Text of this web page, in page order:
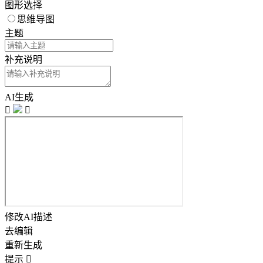
图形选择
思维导图
主题
补充说明
AI生成


修改AI描述
去编辑
重新生成
提示 